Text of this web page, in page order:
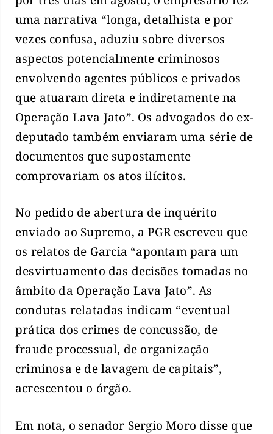
uma narrativa “longa, detalhista e por
vezes confusa, aduziu sobre diversos
aspectos potencialmente criminosos
envolvendo agentes públicos e privados
que atuaram direta e indiretamente na
Operação Lava Jato”. Os advogados do ex-
deputado também enviaram uma série de
documentos que supostamente
comprovariam os atos ilícitos.
No pedido de abertura de inquérito
enviado ao Supremo, a PGR escreveu que
os relatos de Garcia “apontam para um
desvirtuamento das decisões tomadas no
âmbito da Operação Lava Jato”. As
condutas relatadas indicam “eventual
prática dos crimes de concussão, de
fraude processual, de organização
criminosa e de lavagem de capitais”,
acrescentou o órgão.
Em nota, o senador Sergio Moro disse que